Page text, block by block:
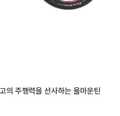
의 주행력을 선사하는 올마운틴